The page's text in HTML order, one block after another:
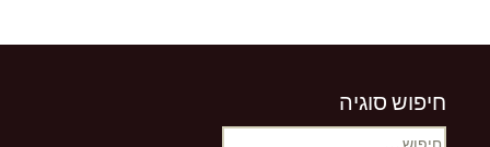
חיפוש סוגיה
חיפוש: